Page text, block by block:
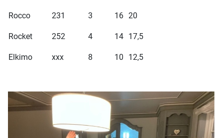
Rocco 231 3 16 20
Rocket 252 4 14 17,5
Elkimo xxx 8 10 12,5